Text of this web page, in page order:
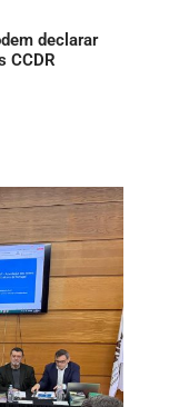
declarar
CCDR